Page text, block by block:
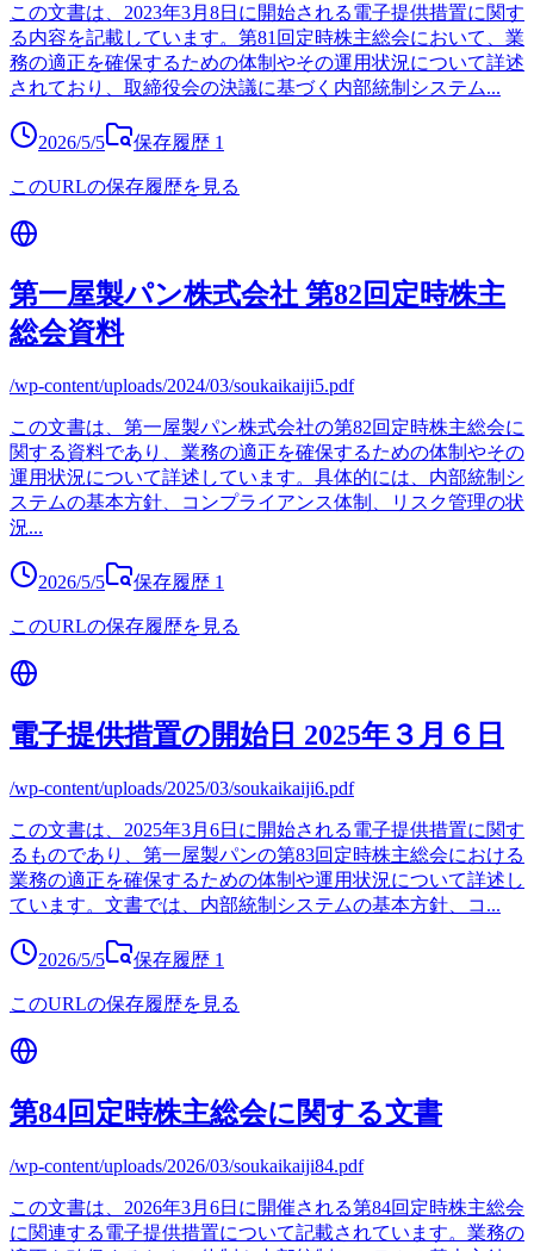
この文書は、2023年3月8日に開始される電子提供措置に関す
る内容を記載しています。第81回定時株主総会において、業
務の適正を確保するための体制やその運用状況について詳述
されており、取締役会の決議に基づく内部統制システム...
2026/5/5 保存履歴 1
このURLの保存履歴を見る
第一屋製パン株式会社 第82回定時株主
総会資料
/wp-content/uploads/2024/03/soukaikaiji5.pdf
この文書は、第一屋製パン株式会社の第82回定時株主総会に
関する資料であり、業務の適正を確保するための体制やその
運用状況について詳述しています。具体的には、内部統制シ
ステムの基本方針、コンプライアンス体制、リスク管理の状
況...
2026/5/5 保存履歴 1
このURLの保存履歴を見る
電子提供措置の開始日 2025年３月６日
/wp-content/uploads/2025/03/soukaikaiji6.pdf
この文書は、2025年3月6日に開始される電子提供措置に関す
るものであり、第一屋製パンの第83回定時株主総会における
業務の適正を確保するための体制や運用状況について詳述し
ています。文書では、内部統制システムの基本方針、コ ...
2026/5/5 保存履歴 1
このURLの保存履歴を見る
第84回定時株主総会に関する文書
/wp-content/uploads/2026/03/soukaikaiji84.pdf
この文書は、2026年3月6日に開催される第84回定時株主総会
に関連する電子提供措置について記載されています。業務の